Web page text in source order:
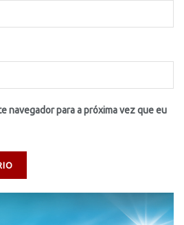
navegador para a próxima vez que eu